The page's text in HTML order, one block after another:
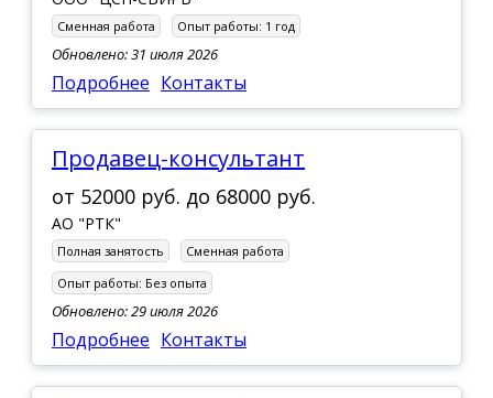
Сменная работа Опыт работы: 1 год
Обновлено: 31 июля 2026
Подробнее Контакты
Продавец-консультант
от 52000 руб. до 68000 руб.
АО "РТК"
Полная занятость
Сменная работа
Опыт работы: Без опыта
Обновлено: 29 июля 2026
Подробнее Контакты